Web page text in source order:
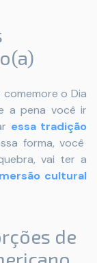
o Dia
a pena você ir
essa tradição
forma, você
vai ter a
cultural
de